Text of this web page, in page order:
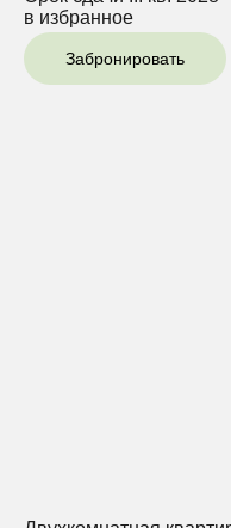
в избранное
Забронировать